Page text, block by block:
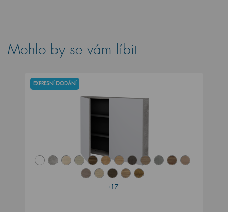
Mohlo by se vám líbit
+17
EXPRESNÍ DODÁNÍ